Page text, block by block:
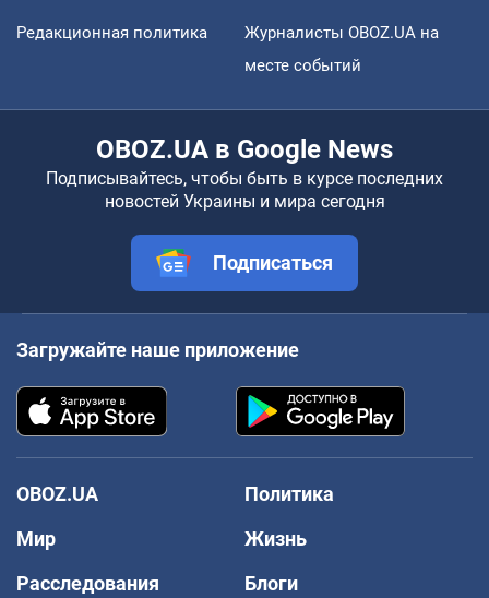
Редакционная политика
Журналисты OBOZ.UA на
месте событий
OBOZ.UA в Google News
Подписывайтесь, чтобы быть в курсе последних
новостей Украины и мира сегодня
Подписаться
Загружайте наше приложение
OBOZ.UA
Политика
Мир
Жизнь
Расследования
Блоги